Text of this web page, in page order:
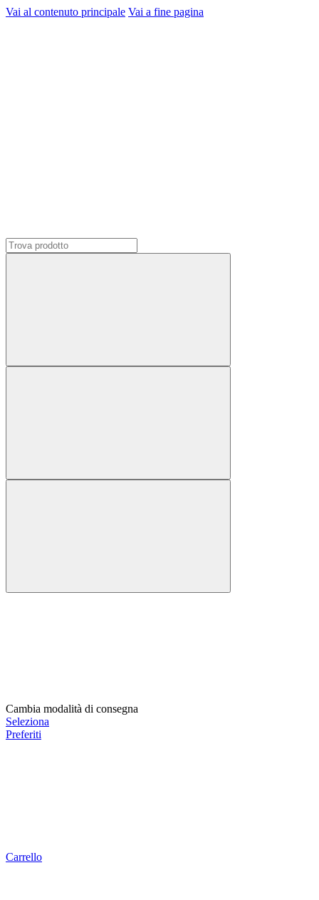
Vai al contenuto principale Vai a fine pagina
Cambia modalità di consegna
Seleziona
Preferiti
Carrello